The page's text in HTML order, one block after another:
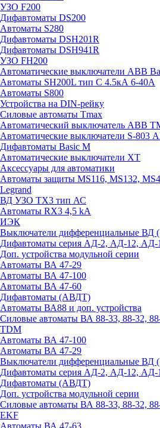
УЗО F200
Дифавтоматы DS200
Автоматы S280
Дифавтоматы DSH201R
Дифавтоматы DSH941R
УЗО FH200
Автоматические выключатели ABB
Автоматы SH200L тип С 4.5кА 6-40А
Автоматы S800
Устройства на DIN-рейку
Силовые автоматы Tmax
Автоматический выключатель ABB
Автоматические выключатели S-803
Дифавтоматы Basic M
Автоматические выключатели XT
Аксессуары для автоматики
Автоматы защиты MS116, MS132,
Legrand
ВД УЗО TX3 тип АС
Автоматы RX3 4,5 kA
ИЭК
Выключатели дифференциальные ВД
Дифавтоматы серия АД-2, АД-12,
Доп. устройства модульной серии
Автоматы ВА 47-29
Автоматы ВА 47-100
Автоматы ВА 47-60
Дифавтоматы (АВДТ)
Автоматы ВА88 и доп. устройства
Силовые автоматы ВА 88-33, 88-32,
TDM
Автоматы ВА 47-100
Автоматы ВА 47-29
Выключатели дифференциальные ВД
Дифавтоматы серия АД-2, АД-12,
Дифавтоматы (АВДТ)
Доп. устройства модульной серии
Силовые автоматы ВА 88-33, 88-32,
EKF
Автоматы ВА 47-63